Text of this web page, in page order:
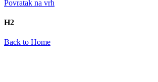
Povratak na vrh
H2
Back to Home